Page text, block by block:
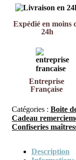
Expédié en moins
24h
Entreprise
Française
Catégories : Boite
Cadeau
Confiseries
Description